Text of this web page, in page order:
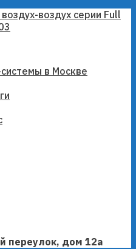
в Москве
переулок, дом 12а